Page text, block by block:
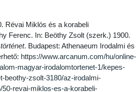
Révai Miklós és a korabeli
Ferenc. In: Beöthy Zsolt (szerk.) 1900.
. Budapest: Athenaeum Irodalmi és
https://www.arcanum.com/hu/online-
magyar-irodalomtortenet-1/kepes-
beothy-zsolt-3180/az-irodalmi-
revai-miklos-es-a-korabeli-